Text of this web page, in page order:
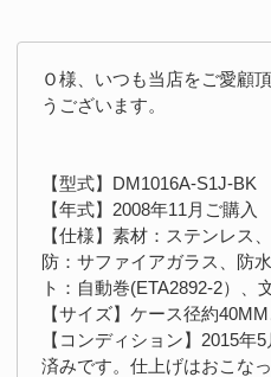
Ｏ様、いつも当店をご愛顧
うございます。
【型式】DM1016A-S1J-BK
【年式】2008年11月ご購入
【仕様】素材：ステンレス
防：サファイアガラス、防
ト：自動巻(ETA2892-2）、
【サイズ】ケース径約
【コンディション】2015
済みです。仕上げはおこな